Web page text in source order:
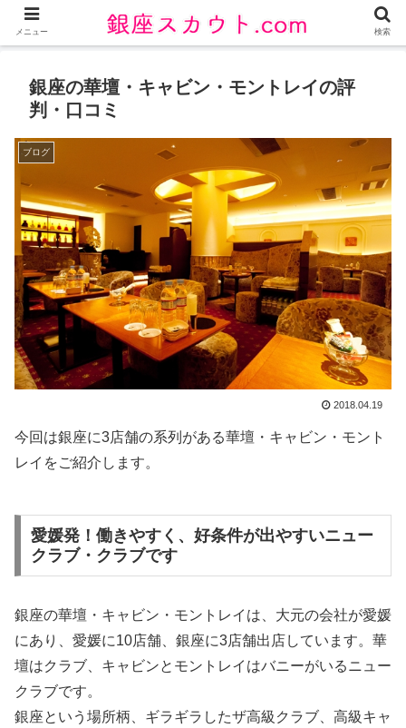
銀座の華壇・キャビン・モントレイの評
判・口コミ
ブログ
2018.04.19
今回は銀座に3店舗の系列がある華壇・キャビン・モント
レイをご紹介します。
愛媛発！働きやすく、好条件が出やすいニュー
クラブ・クラブです
銀座の華壇・キャビン・モントレイは、大元の会社が愛媛
にあり、愛媛に10店舗、銀座に3店舗出店しています。華
壇はクラブ、キャビンとモントレイはバニーがいるニュー
クラブです。
銀座という場所柄、ギラギラしたザ高級クラブ、高級キャ
メニュー 検索